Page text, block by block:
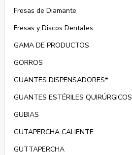
Fresas de Diamante
Fresas y Discos Dentales
GAMA DE PRODUCTOS
GORROS
GUANTES DISPENSADORES*
GUANTES ESTÉRILES QUIRÚRGICOS
GUBIAS
GUTAPERCHA CALIENTE
GUTTAPERCHA